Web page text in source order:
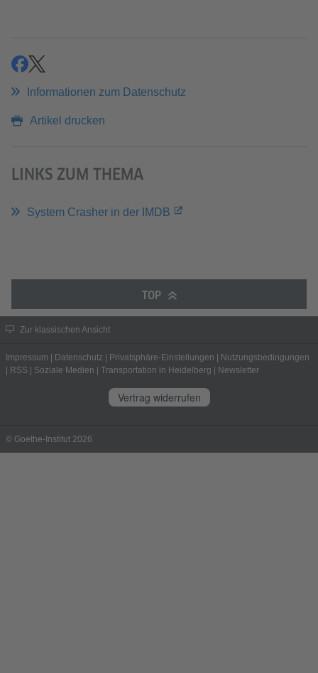
teilenteilen
Informationen zum Datenschutz
Artikel drucken
LINKS ZUM THEMA
System Crasher in der IMDB
TOP
Zur klassischen Ansicht
Impressum Datenschutz Privatsphäre-Einstellungen
Nutzungsbedingungen
RSS Soziale Medien Transportation in Heidelberg Newsletter
Vertrag widerrufen
© Goethe-Institut 2026